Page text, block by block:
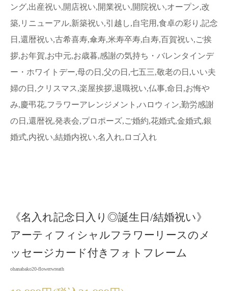
ング,出産祝い,開店祝い,開業祝い,開院祝い,オープン,改
築,リニューアル,新築祝い,引越し,自宅用,食卓の彩り,記念
日,還暦祝い,古希喜寿,傘寿,米寿卒寿,白寿,百賀祝い,ご挨
拶,お年賀,お中元,お歳暮,感謝の気持ち・バレンタインデ
ー・ホワイトデー,母の日,父の日,七五三,敬老の日,いい夫
婦の日,クリスマス,楽屋挨拶,退職祝い,仏事,命日,お悔や
み,慶弔花,フラワーアレンジメント,ハロウィン,勤労感謝
の日,還暦祝,発表会,プロポーズ,ご婚約,花婚式,金婚式,銀
婚式,内祝い,結婚内祝い,名入れ,ロゴ入れ
《名入れ記念日入り◎誕生日/結婚祝い》
アーティフィシャルフラワーリースのメ
ッセージカード付きフォトフレーム
ohanabako20-flowerwreath